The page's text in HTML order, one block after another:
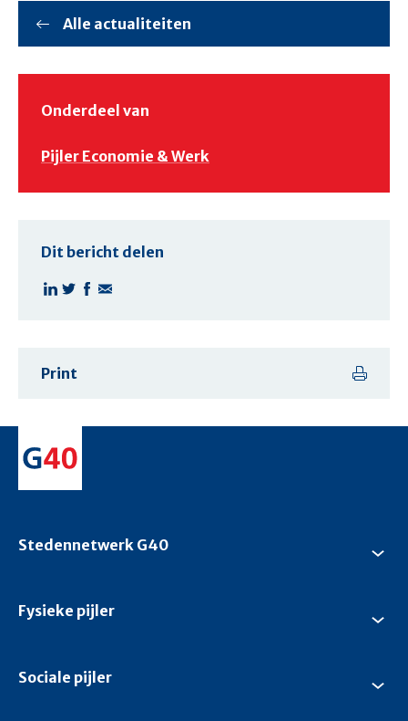
Alle actualiteiten
Onderdeel van
Pijler Economie & Werk
Dit bericht delen
Print
Stedennetwerk G40
Fysieke pijler
Sociale pijler